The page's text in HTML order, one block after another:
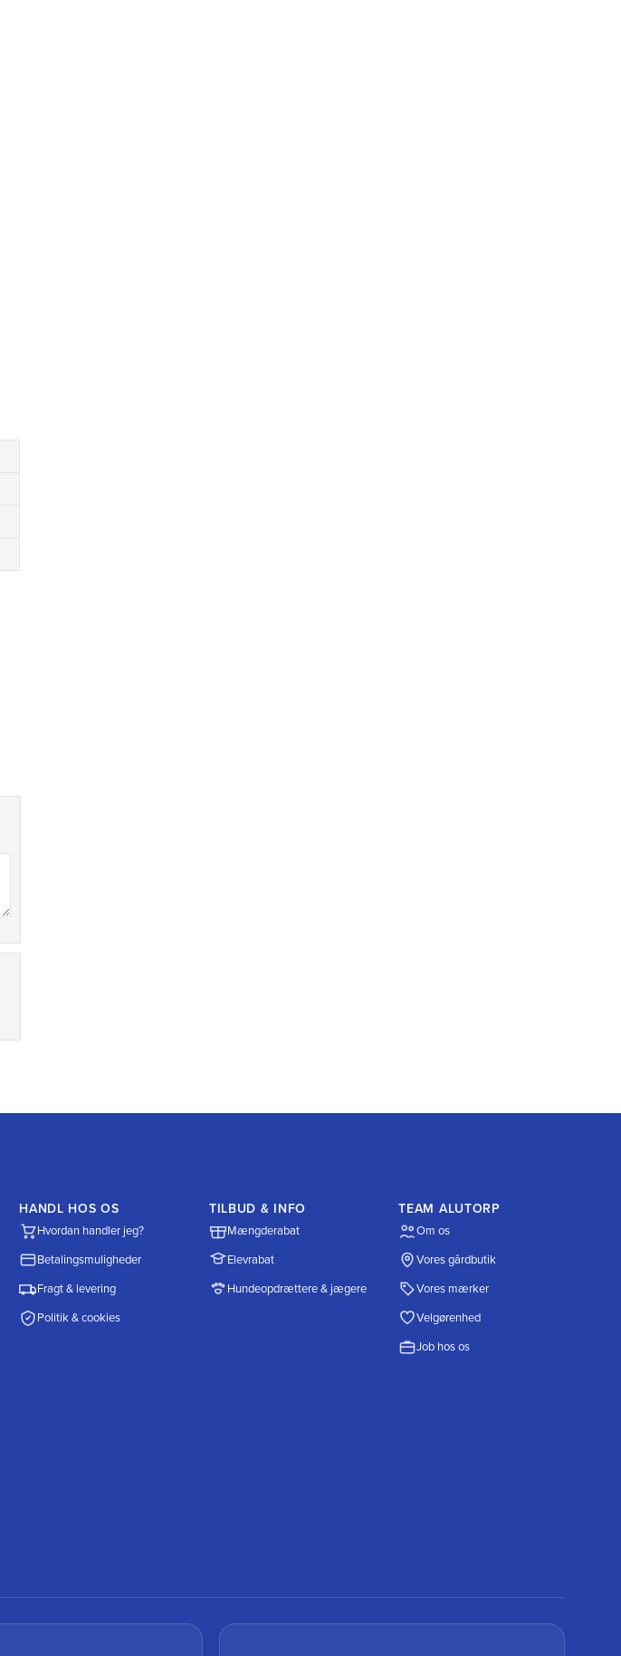
HANDL HOS OS
Hvordan handler jeg?
Betalingsmuligheder
Fragt & levering
Politik & cookies
TILBUD & INFO
Mængderabat
Elevrabat
Hundeopdrættere & jægere
TEAM ALUTORP
Om os
Vores gårdbutik
Vores mærker
Velgørenhed
Job hos os